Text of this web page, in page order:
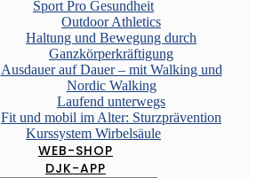
Sport Pro Gesundheit
Outdoor Athletics
Haltung und Bewegung durch
Ganzkörperkräftigung
Ausdauer auf Dauer – mit Walking und
Nordic Walking
Laufend unterwegs
Fit und mobil im Alter: Sturzprävention
Kurssystem Wirbelsäule
WEB-SHOP
DJK-APP